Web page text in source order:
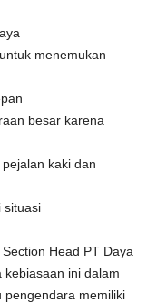
menemukan
besar karena
kaki dan
situasi
Head PT Daya
ini dalam
pengendara memiliki